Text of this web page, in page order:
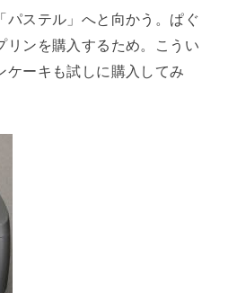
パステル」へと向かう。ぱぐ
リンを購入するため。こうい
ケーキも試しに購入してみ